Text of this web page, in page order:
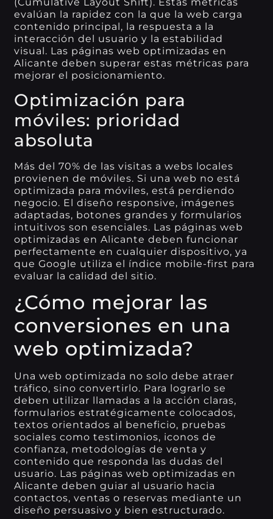
evalúan la rapidez con la que la web carga
contenido principal, la respuesta a la
interacción del usuario y la estabilidad
visual. Las páginas web optimizadas en
Alicante deben superar estas métricas para
mejorar el posicionamiento.
Optimización para
móviles: prioridad
absoluta
Más del 70% de las visitas a webs locales
provienen de móviles. Si una web no está
optimizada para móviles, está perdiendo
negocio. El diseño responsive, imágenes
adaptadas, botones grandes y formularios
intuitivos son esenciales. Las páginas web
optimizadas en Alicante deben funcionar
perfectamente en cualquier dispositivo, ya
que Google utiliza el índice mobile-first para
evaluar la calidad del sitio.
¿Cómo mejorar las
conversiones en una
web optimizada?
Una web optimizada no solo debe atraer
tráfico, sino convertirlo. Para lograrlo se
deben utilizar llamadas a la acción claras,
formularios estratégicamente colocados,
textos orientados al beneficio, pruebas
sociales como testimonios, iconos de
confianza, metodologías de venta y
contenido que responda las dudas del
usuario. Las páginas web optimizadas en
Alicante deben guiar al usuario hacia
contactos, ventas o reservas mediante un
diseño persuasivo y bien estructurado.